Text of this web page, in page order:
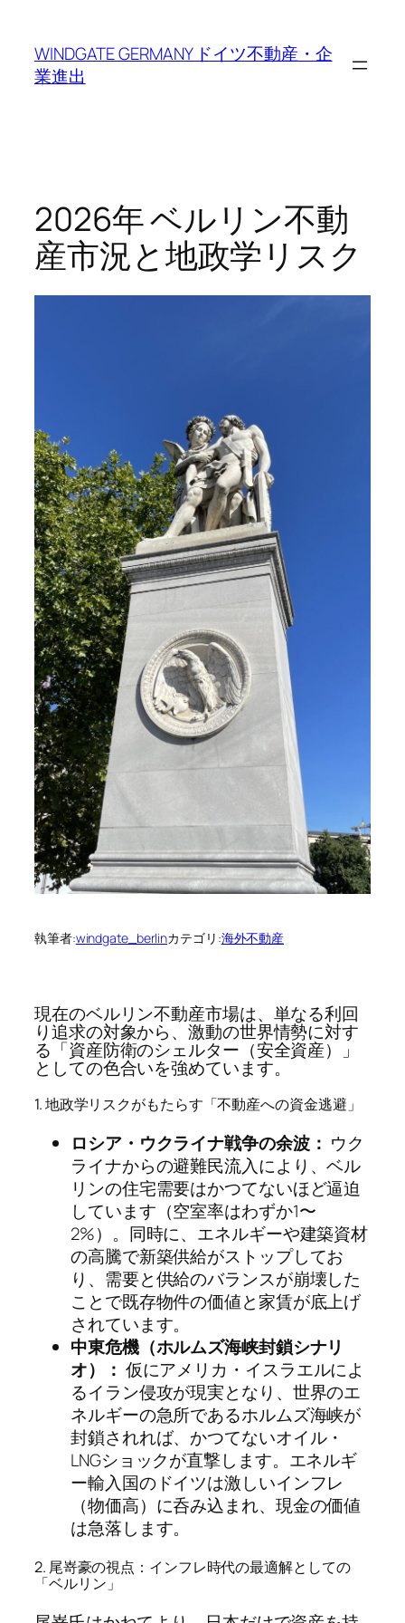
WINDGATE GERMANY ドイツ不動産・企
業進出
2026年 ベルリン不動
産市況と地政学リスク
執筆者:windgate_berlinカテゴリ:海外不動産
現在のベルリン不動産市場は、単なる利回
り追求の対象から、激動の世界情勢に対す
る「資産防衛のシェルター（安全資産）」
としての色合いを強めています。
1. 地政学リスクがもたらす「不動産への資金逃避」
ロシア・ウクライナ戦争の余波： ウク
ライナからの避難民流入により、ベル
リンの住宅需要はかつてないほど逼迫
しています（空室率はわずか1〜
2%）。同時に、エネルギーや建築資材
の高騰で新築供給がストップしてお
り、需要と供給のバランスが崩壊した
ことで既存物件の価値と家賃が底上げ
されています。
中東危機（ホルムズ海峡封鎖シナリ
オ）： 仮にアメリカ・イスラエルによ
るイラン侵攻が現実となり、世界のエ
ネルギーの急所であるホルムズ海峡が
封鎖されれば、かつてないオイル・
LNGショックが直撃します。エネルギ
ー輸入国のドイツは激しいインフレ
（物価高）に呑み込まれ、現金の価値
は急落します。
2. 尾嵜豪の視点：インフレ時代の最適解としての
「ベルリン」